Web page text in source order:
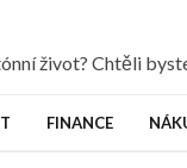
život? Chtěli
FINANCE